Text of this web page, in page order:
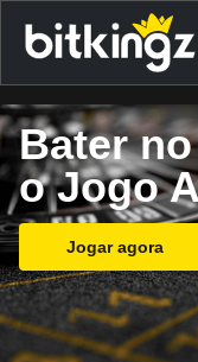
Bater
o Jogo
Jogar agora